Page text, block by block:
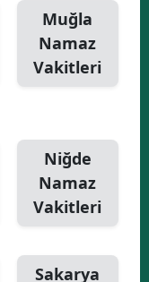
Muğla
Namaz
Vakitleri
Niğde
Namaz
Vakitleri
Sakarya